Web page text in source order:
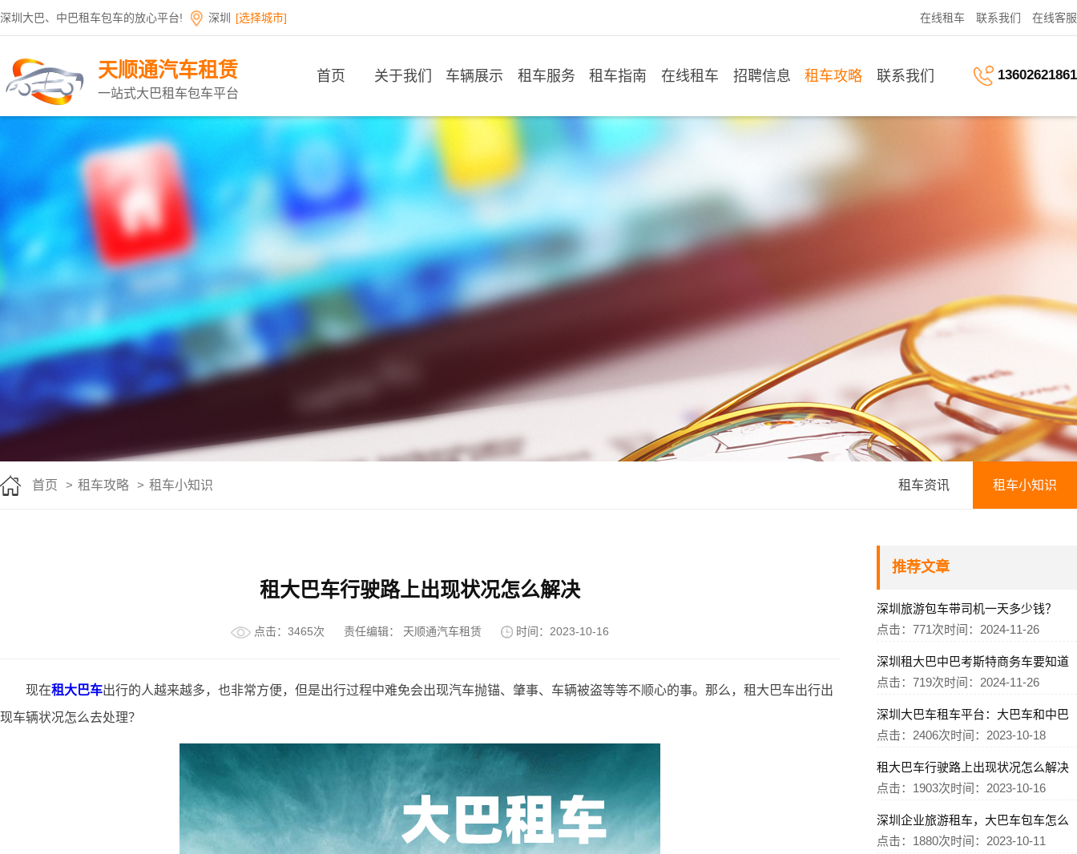
深圳大巴、中巴租车包车的放心平台! 深圳 [选择城市] 在线租车 联系我们 在线客服
天顺通汽车租赁
一站式大巴租车包车平台
13602621861
首页 关于我们 车辆展示 租车服务 租车指南 在线租车 招聘信息 租车攻略 联系我们
首页 > 租车攻略 > 租车小知识 租车资讯 租车小知识
租大巴车行驶路上出现状况怎么解决
点击：3465次 责任编辑： 天顺通汽车租赁 时间：2023-10-16
现在租大巴车出行的人越来越多，也非常方便，但是出行过程中难免会出现汽车抛锚、肇事、车辆被盗等等不顺心的事。那么，租大巴车出行出
现车辆状况怎么去处理？
推荐文章
深圳旅游包车带司机一天多少钱？
点击：771次时间：2024-11-26
深圳租大巴中巴考斯特商务车要知道
点击：719次时间：2024-11-26
深圳大巴车租车平台：大巴车和中巴
点击：2406次时间：2023-10-18
租大巴车行驶路上出现状况怎么解决
点击：1903次时间：2023-10-16
深圳企业旅游租车，大巴车包车怎么
点击：1880次时间：2023-10-11